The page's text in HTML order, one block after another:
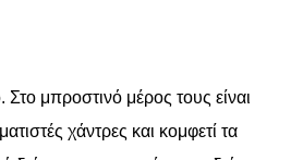
Στο μπροστινό μέρος τους είναι
χάντρες και κομφετί τα